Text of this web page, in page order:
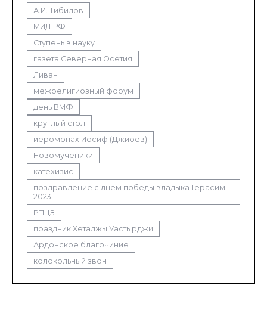
А.И. Тибилов
МИД РФ
Ступень в науку
газета Северная Осетия
Ливан
межрелигиозный форум
день ВМФ
круглый стол
иеромонах Иосиф (Джиоев)
Новомученики
катехизис
поздравление с днем победы владыка Герасим
2023
РПЦЗ
праздник Хетаджы Уастырджи
Ардонское благочиние
колокольный звон